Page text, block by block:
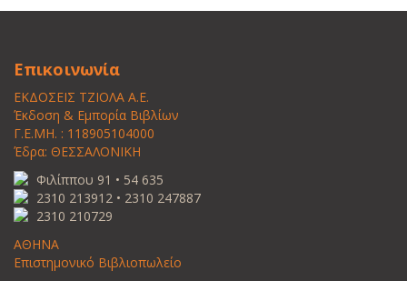
Επικοινωνία
ΕΚΔΟΣΕΙΣ ΤΖΙΟΛΑ Α.Ε.
Έκδοση & Εμπορία Βιβλίων
Γ.Ε.ΜΗ. : 118905104000
Έδρα: ΘΕΣΣΑΛΟΝΙΚΗ
Φιλίππου 91 • 54 635
2310 213912 • 2310 247887
2310 210729
ΑΘΗΝΑ
Επιστημονικό Βιβλιοπωλείο